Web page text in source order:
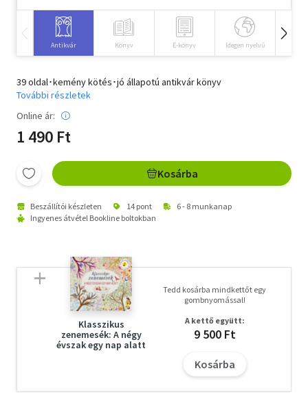
Antikvár Könyv E-könyv Idegen nyelvű
39 oldal･kemény kötés･jó állapotú antikvár könyv
További részletek
Online ár:
1 490 Ft
Kosárba
Beszállítói készleten 14 pont
6 - 8 munkanap
Ingyenes átvétel Bookline boltokban
Klasszikus
zenemesék: A négy
évszak egy nap alatt
Tedd kosárba mindkettőt egy
gombnyomással!
A kettő együtt:
9 500 Ft
Kosárba